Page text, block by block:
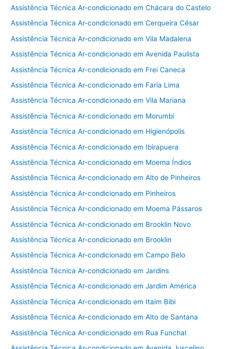
Assistência Técnica Ar-condicionado em Chácara do Castelo
Assistência Técnica Ar-condicionado em Cerqueira César
Assistência Técnica Ar-condicionado em Vila Madalena
Assistência Técnica Ar-condicionado em Avenida Paulista
Assistência Técnica Ar-condicionado em Frei Caneca
Assistência Técnica Ar-condicionado em Faria Lima
Assistência Técnica Ar-condicionado em Vila Mariana
Assistência Técnica Ar-condicionado em Morumbi
Assistência Técnica Ar-condicionado em Higienópolis
Assistência Técnica Ar-condicionado em Ibirapuera
Assistência Técnica Ar-condicionado em Moema Índios
Assistência Técnica Ar-condicionado em Alto de Pinheiros
Assistência Técnica Ar-condicionado em Pinheiros
Assistência Técnica Ar-condicionado em Moema Pássaros
Assistência Técnica Ar-condicionado em Brooklin Novo
Assistência Técnica Ar-condicionado em Brooklin
Assistência Técnica Ar-condicionado em Campo Belo
Assistência Técnica Ar-condicionado em Jardins
Assistência Técnica Ar-condicionado em Jardim América
Assistência Técnica Ar-condicionado em Itaim Bibi
Assistência Técnica Ar-condicionado em Alto de Santana
Assistência Técnica Ar-condicionado em Rua Funchal